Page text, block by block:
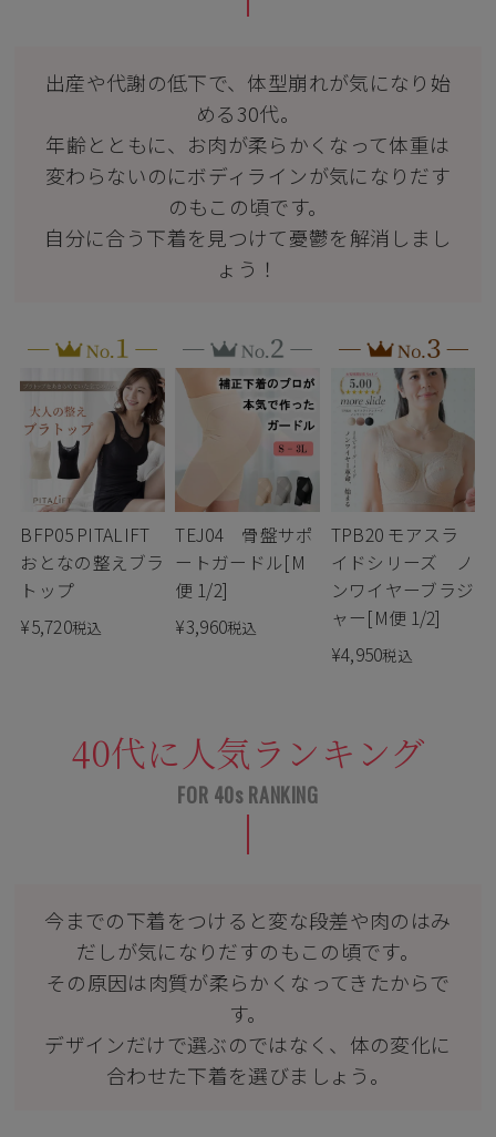
出産や代謝の低下で、体型崩れが気になり始
める30代。
年齢とともに、お肉が柔らかくなって体重は
変わらないのにボディラインが気になりだす
のもこの頃です。
自分に合う下着を見つけて憂鬱を解消しまし
ょう！
BFP05 PITALIFT
おとなの整えブラ
トップ
¥5,720税込
TEJ04 骨盤サポ
ートガードル[M
便 1/2]
¥3,960税込
TPB20 モアスラ
イドシリーズ ノ
ンワイヤーブラジ
ャー[M便 1/2]
¥4,950税込
40代に人気ランキング
今までの下着をつけると変な段差や肉のはみ
だしが気になりだすのもこの頃です。
その原因は肉質が柔らかくなってきたからで
す。
デザインだけで選ぶのではなく、体の変化に
合わせた下着を選びましょう。